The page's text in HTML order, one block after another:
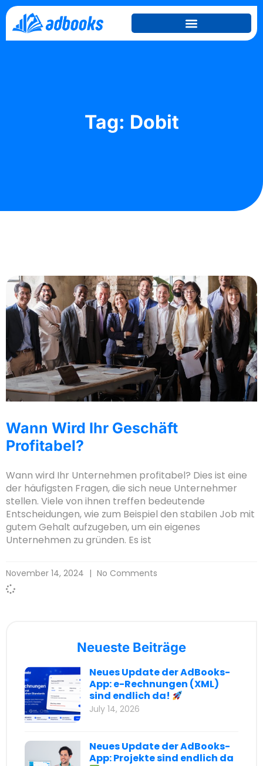
Tag: Dobit
Wann Wird Ihr Geschäft
Profitabel?
Wann wird Ihr Unternehmen profitabel? Dies ist eine
der häufigsten Fragen, die sich neue Unternehmer
stellen. Viele von ihnen treffen bedeutende
Entscheidungen, wie zum Beispiel den stabilen Job mit
gutem Gehalt aufzugeben, um ein eigenes
Unternehmen zu gründen. Es ist
November 14, 2024 No Comments
Neueste Beiträge
Neues Update der AdBooks-
App: e-Rechnungen (XML)
sind endlich da!
July 14, 2026
Neues Update der AdBooks-
App: Projekte sind endlich da